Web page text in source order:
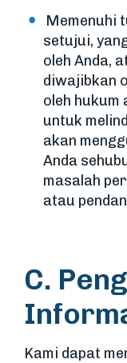
Memenuhi
setujui,
oleh Anda,
diwajibkan
oleh hukum
untuk
akan
Anda
masalah
atau
C.
Kami dapat